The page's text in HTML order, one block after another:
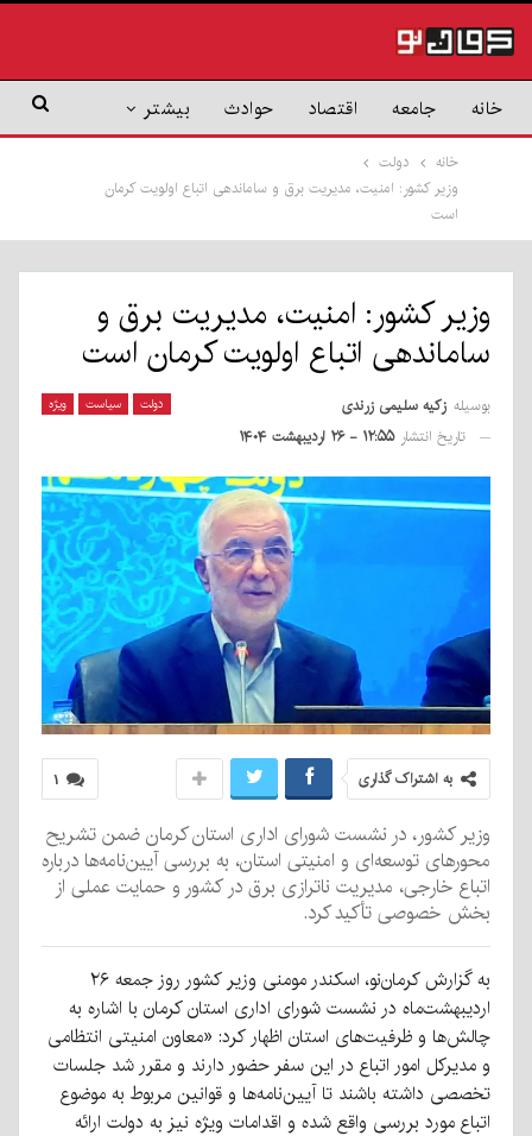
خانه جامعه اقتصاد حوادث بیشتر
خانه
دولت
وزیر کشور: امنیت، مدیریت برق و ساماندهی اتباع اولویت کرمان
است
وزیر کشور: امنیت، مدیریت برق و
ساماندهی اتباع اولویت کرمان است
دولت سیاست ویژه بوسیله زکیه سلیمی زرندی
تاریخ انتشار ۱۲:۵۵ - ۲۶ اردیبهشت ۱۴۰۴
۱ به اشتراک گذاری
وزیر کشور، در نشست شورای اداری استان کرمان ضمن تشریح
محورهای توسعه‌ای و امنیتی استان، به بررسی آیین‌نامه‌ها درباره
اتباع خارجی، مدیریت ناترازی برق در کشور و حمایت عملی از
بخش خصوصی تأکید کرد.
به گزارش کرمان‌نو، اسکندر مومنی وزیر کشور روز جمعه ۲۶
اردیبهشت‌ماه در نشست شورای اداری استان کرمان با اشاره به
چالش‌ها و ظرفیت‌های استان اظهار کرد: «معاون امنیتی انتظامی
و مدیرکل امور اتباع در این سفر حضور دارند و مقرر شد جلسات
تخصصی داشته باشند تا آیین‌نامه‌ها و قوانین مربوط به موضوع
اتباع مورد بررسی واقع شده و اقدامات ویژه نیز به دولت ارائه